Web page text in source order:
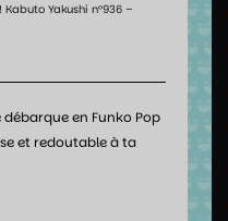
Yakushi n°936 –
en Funko Pop
et redoutable à ta